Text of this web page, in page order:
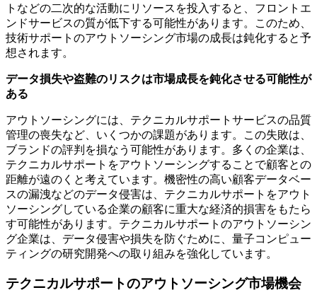
トなどの二次的な活動にリソースを投入すると、フロントエ
ンドサービスの質が低下する可能性があります。このため、
技術サポートのアウトソーシング市場の成長は鈍化すると予
想されます。
データ損失や盗難のリスクは市場成長を鈍化させる可能性が
ある
アウトソーシングには、テクニカルサポートサービスの品質
管理の喪失など、いくつかの課題があります。この失敗は、
ブランドの評判を損なう可能性があります。多くの企業は、
テクニカルサポートをアウトソーシングすることで顧客との
距離が遠のくと考えています。機密性の高い顧客データベー
スの漏洩などのデータ侵害は、テクニカルサポートをアウト
ソーシングしている企業の顧客に重大な経済的損害をもたら
す可能性があります。テクニカルサポートのアウトソーシン
グ企業は、データ侵害や損失を防ぐために、量子コンピュー
ティングの研究開発への取り組みを強化しています。
テクニカルサポートのアウトソーシング市場機会